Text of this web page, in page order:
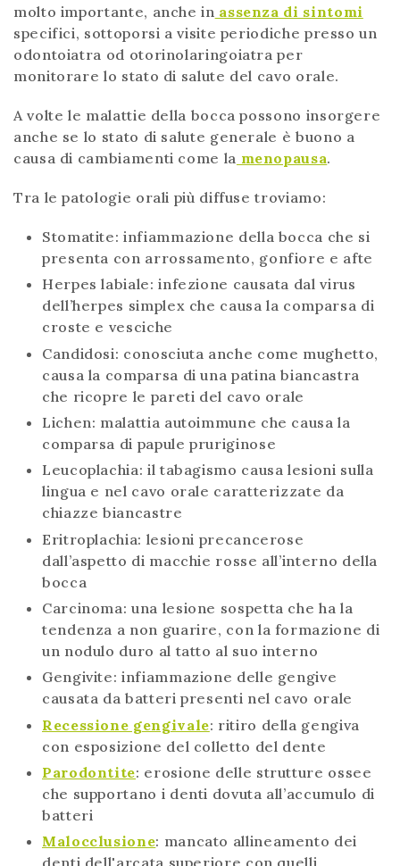
molto importante, anche in assenza di sintomi
specifici, sottoporsi a visite periodiche presso un
odontoiatra od otorinolaringoiatra per
monitorare lo stato di salute del cavo orale.
A volte le malattie della bocca possono insorgere
anche se lo stato di salute generale è buono a
causa di cambiamenti come la menopausa.
Tra le patologie orali più diffuse troviamo:
Stomatite: infiammazione della bocca che si
presenta con arrossamento, gonfiore e afte
Herpes labiale: infezione causata dal virus
dell’herpes simplex che causa la comparsa di
croste e vesciche
Candidosi: conosciuta anche come mughetto,
causa la comparsa di una patina biancastra
che ricopre le pareti del cavo orale
Lichen: malattia autoimmune che causa la
comparsa di papule pruriginose
Leucoplachia: il tabagismo causa lesioni sulla
lingua e nel cavo orale caratterizzate da
chiazze biancastre
Eritroplachia: lesioni precancerose
dall’aspetto di macchie rosse all’interno della
bocca
Carcinoma: una lesione sospetta che ha la
tendenza a non guarire, con la formazione di
un nodulo duro al tatto al suo interno
Gengivite: infiammazione delle gengive
causata da batteri presenti nel cavo orale
Recessione gengivale: ritiro della gengiva
con esposizione del colletto del dente
Parodontite: erosione delle strutture ossee
che supportano i denti dovuta all’accumulo di
batteri
Malocclusione: mancato allineamento dei